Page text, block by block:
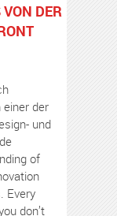
DER
einer der
und
of
Every
don’t